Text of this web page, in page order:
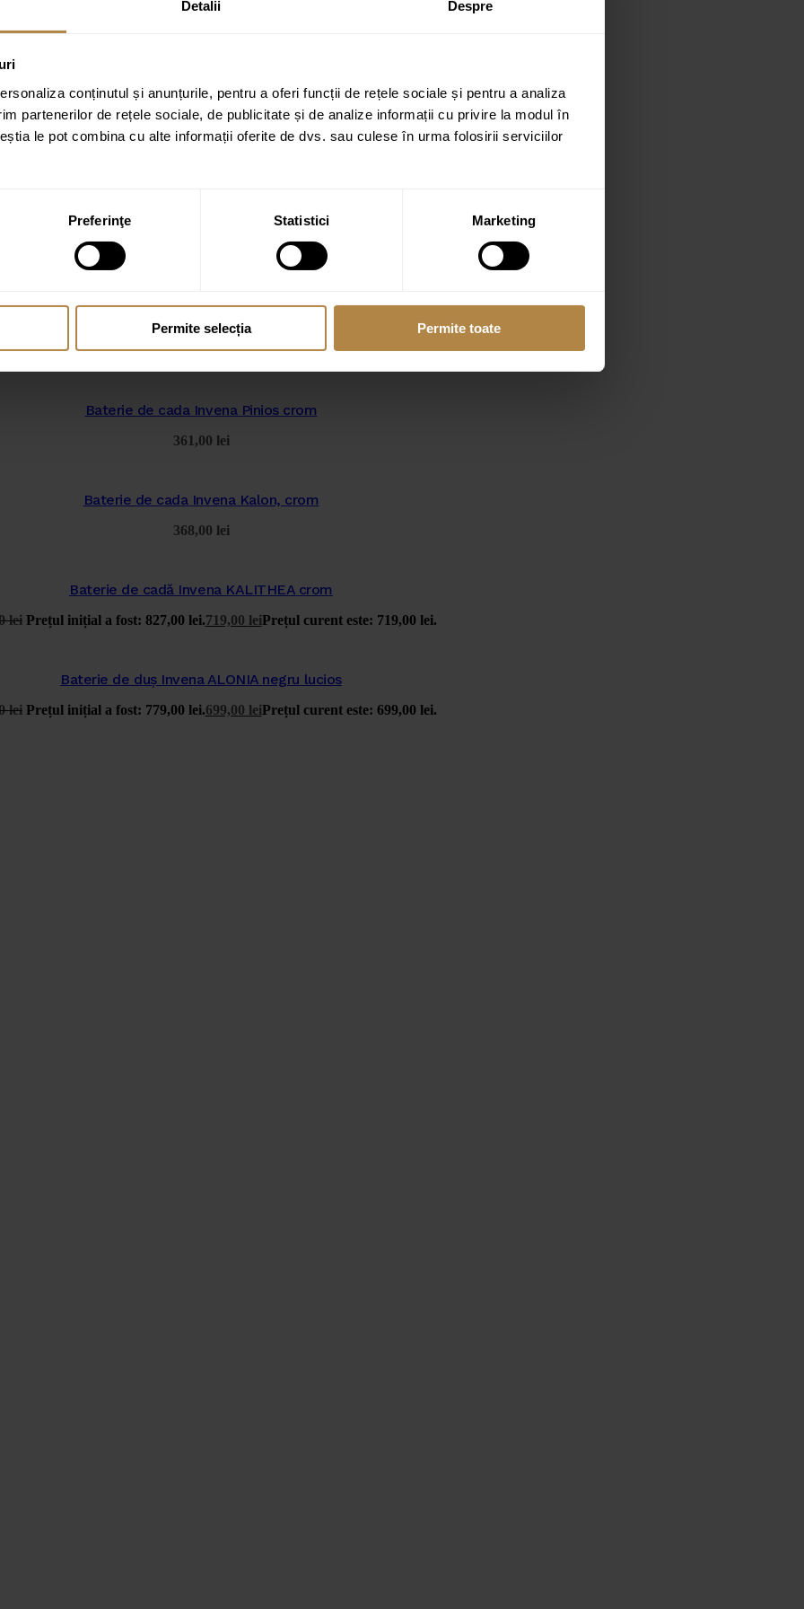
Detalii Despre
conținutul și anunțurile, pentru a oferi funcții de rețele sociale și pentru a analiza
partenerilor de rețele sociale, de publicitate și de analize informații cu privire la modul în
le pot combina cu alte informații oferite de dvs. sau culese în urma folosirii serviciilor
Preferinţe Statistici Marketing
Permite selecția Permite toate
Baterie de cada Invena Pinios crom
361,00 lei
Baterie de cada Invena Kalon, crom
368,00 lei
Baterie de cadă Invena KALITHEA crom
lei Prețul inițial a fost: 827,00 lei.719,00 leiPrețul curent este: 719,00 lei.
Baterie de duș Invena ALONIA negru lucios
lei Prețul inițial a fost: 779,00 lei.699,00 leiPrețul curent este: 699,00 lei.